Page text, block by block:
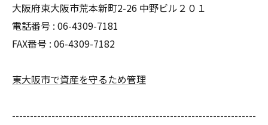
大阪府東大阪市荒本新町2-26 中野ビル２０１
電話番号 : 06-4309-7181
FAX番号 : 06-4309-7182
東大阪市で資産を守るため管理
--------------------------------------------------------------------